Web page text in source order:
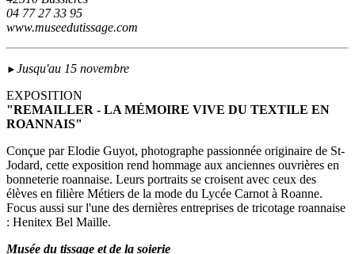
04 77 27 33 95
www.museedutissage.com
► Jusqu'au 15 novembre
EXPOSITION
"REMAILLER - LA MÉMOIRE VIVE DU TEXTILE EN
ROANNAIS"
Conçue par Elodie Guyot, photographe passionnée originaire de St-
Jodard, cette exposition rend hommage aux anciennes ouvrières en
bonneterie roannaise. Leurs portraits se croisent avec ceux des
élèves en filière Métiers de la mode du Lycée Carnot à Roanne.
Focus aussi sur l'une des dernières entreprises de tricotage roannaise
: Henitex Bel Maille.
Musée du tissage et de la soierie